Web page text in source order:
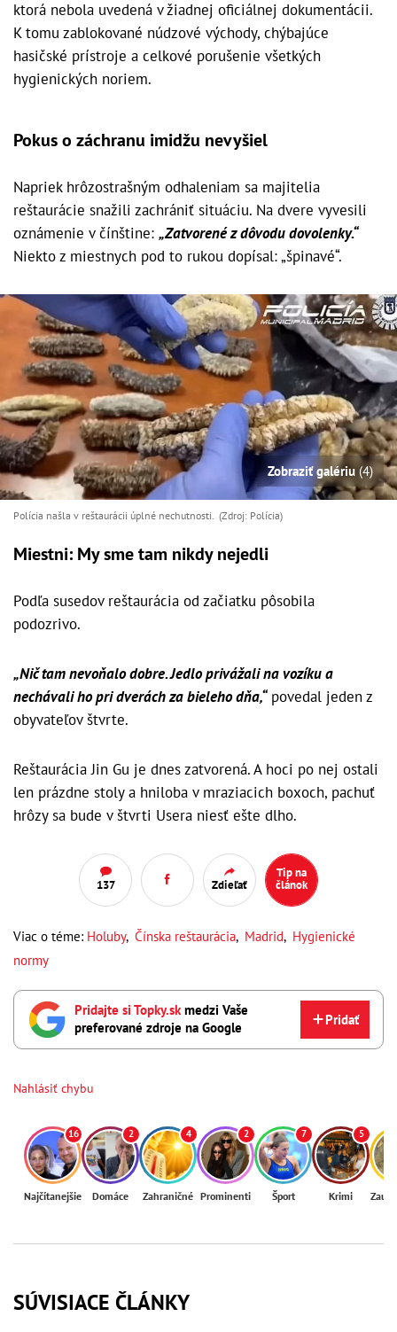
ktorá nebola uvedená v žiadnej oficiálnej dokumentácii.
K tomu zablokované núdzové východy, chýbajúce
hasičské prístroje a celkové porušenie všetkých
hygienických noriem.
Pokus o záchranu imidžu nevyšiel
Napriek hrôzostrašným odhaleniam sa majitelia
reštaurácie snažili zachrániť situáciu. Na dvere vyvesili
oznámenie v čínštine: „Zatvorené z dôvodu dovolenky.“
Niekto z miestnych pod to rukou dopísal: „špinavé“.
Zobraziť galériu (4)
Polícia našla v reštaurácii úplné nechutnosti. (Zdroj: Polícia)
Miestni: My sme tam nikdy nejedli
Podľa susedov reštaurácia od začiatku pôsobila
podozrivo.
„Nič tam nevoňalo dobre. Jedlo privážali na vozíku a
nechávali ho pri dverách za bieleho dňa,“povedal jeden z
obyvateľov štvrte.
Reštaurácia Jin Gu je dnes zatvorená. A hoci po nej ostali
len prázdne stoly a hniloba v mraziacich boxoch, pachuť
hrôzy sa bude v štvrti Usera niesť ešte dlho.
137 Zdieľať
Tip na
článok
Viac o téme: Holuby, Čínska reštaurácia, Madrid, Hygienické
normy
Pridajte si Topky.skmedzi Vaše
preferované zdroje na Google
Pridať
Nahlásiť chybu
16
Najčítanejšie
2
Domáce
4
Zahraničné
2
Prominenti
7
Šport
5
Krimi
SÚVISIACE ČLÁNKY